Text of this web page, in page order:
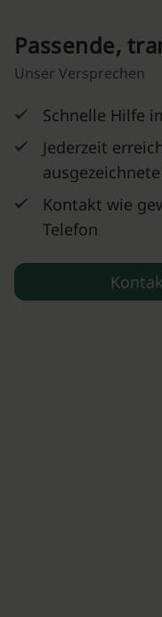
Passende,
Unser Versprechen
Schnelle Hilfe
Jederzeit
Kontakt wie
Telefon